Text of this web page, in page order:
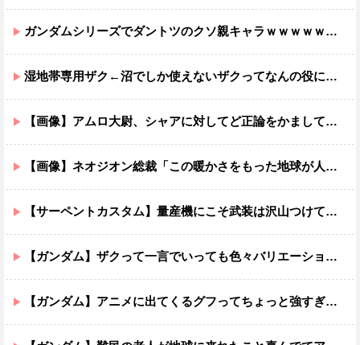
ガンダムシリーズでダントツのクソ親キャラｗｗｗｗｗｗｗｗｗｗｗｗ
湿地帯専用ザク←沼でしか使えないザクってなんの役に立つ設定なんだ？
【画像】アムロ大尉、シャアに対してど正論をかましてしまうｗｗｗｗｗｗｗｗｗｗ
【画像】ネオジオン総裁「この暖かさをもった地球が人間さえ破壊するんだ（汗だく）」
【サーペントカスタム】量産機にこそ武装は沢山つけてほしいよね
【ガンダム】ザクって一言でいっても色々バリエーションがあるよね
【ガンダム】アニメに出てくるグフってちょっと強すぎじゃない？